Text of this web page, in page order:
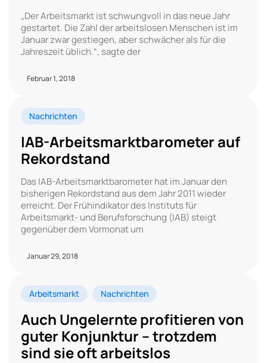
„Der Arbeitsmarkt ist schwungvoll in das neue Jahr
gestartet. Die Zahl der arbeitslosen Menschen ist im
Januar zwar gestiegen, aber schwächer als für die
Jahreszeit üblich.“, sagte der
Februar 1, 2018
Nachrichten
IAB-Arbeitsmarktbarometer auf
Rekordstand
Das IAB-Arbeitsmarktbarometer hat im Januar den
bisherigen Rekordstand aus dem Jahr 2011 wieder
erreicht. Der Frühindikator des Instituts für
Arbeitsmarkt- und Berufsforschung (IAB) steigt
gegenüber dem Vormonat um
Januar 29, 2018
Arbeitsmarkt Nachrichten
Auch Ungelernte profitieren von
guter Konjunktur – trotzdem
sind sie oft arbeitslos